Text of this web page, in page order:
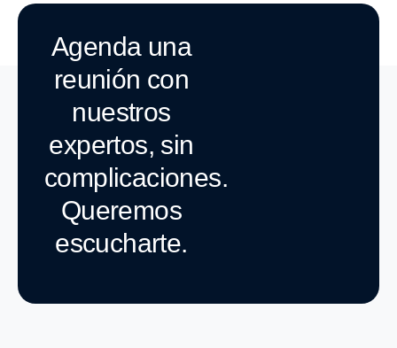
Agenda una
reunión con
nuestros
expertos, sin
complicaciones.
Queremos
escucharte.